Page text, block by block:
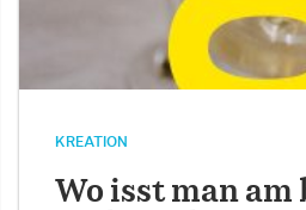
KREATION
Wo isst man am